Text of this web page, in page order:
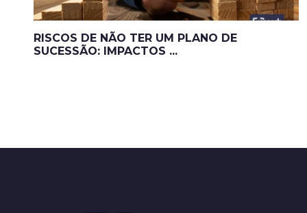
RISCOS DE NÃO TER UM PLANO DE
SUCESSÃO: IMPACTOS ...